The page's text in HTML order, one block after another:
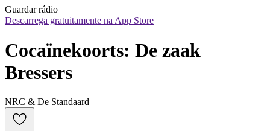
Guardar rádio
Descarrega gratuitamente na App Store
Cocaïnekoorts: De zaak
Bressers
NRC & De Standaard